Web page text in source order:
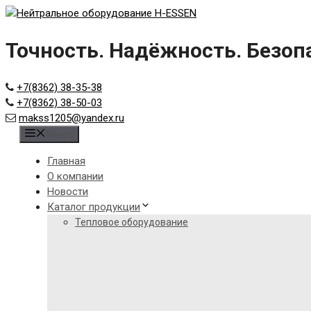
Skip
content
Точность. Надёжность.
+7(8362) 38-35-38
+7(8362) 38-50-03
makss1205@yandex.ru
Главная
О компании
Новости
Каталог продукции
Тепловое оборудование